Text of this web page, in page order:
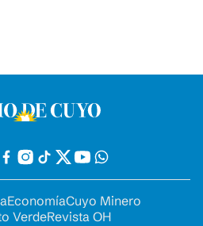
EconomíaCuyo Minero
VerdeRevista OH